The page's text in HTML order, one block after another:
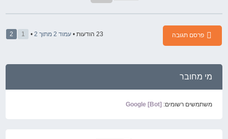
פרסם תגובה 23 הודעות • עמוד 2מתוך 2
•
1
2
מי מחובר
משתמשים רשומים: Google [Bot]